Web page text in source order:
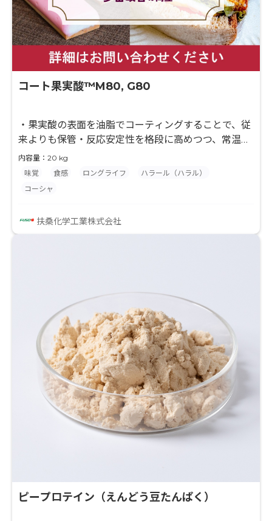
コート果実酸™M80, G80
・果実酸の表面を油脂でコーティングすることで、従
来よりも保管・反応安定性を格段に高めつつ、常温下
での徐放性・耐溶出性を付与した粉体製剤です。 ・果
実酸一粒一粒をコーティングすることで果実酸を高含
有しつつ、緻密なコーティングで優れた反応制御を示
出され、ご期待の効果を発揮します。
内容量：20 kg
味覚
食感 ロングライフ
ハラール（ハラル）
コーシャ
扶桑化学工業株式会社
ピープロテイン（えんどう豆たんぱく）